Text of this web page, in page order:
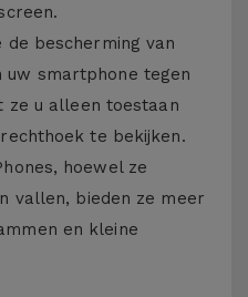
de bescherming van
uw smartphone tegen
ze u alleen toestaan
te bekijken.
hoewel ze
vallen, bieden ze meer
en kleine